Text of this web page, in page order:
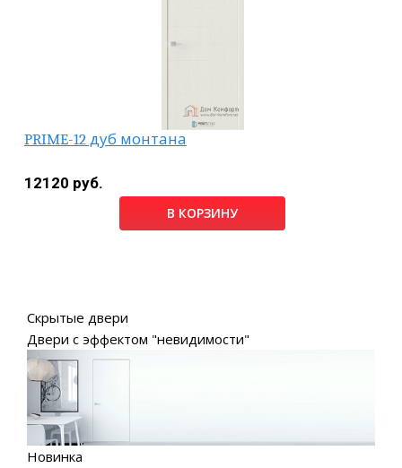
PRIME-12 дуб монтана
12120 руб.
В КОРЗИНУ
Скрытые двери
Двери с эффектом "невидимости"
Новинка